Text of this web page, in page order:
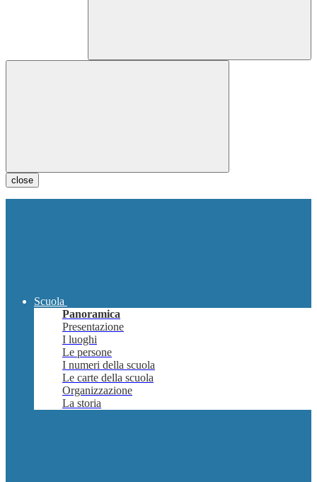
close
Scuola
Panoramica
Presentazione
I luoghi
Le persone
I numeri della scuola
Le carte della scuola
Organizzazione
La storia